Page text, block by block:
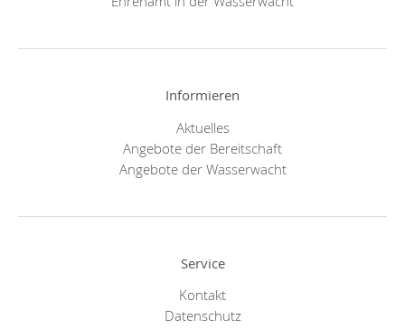
Informieren
Aktuelles
Angebote der Bereitschaft
Angebote der Wasserwacht
Service
Kontakt
Datenschutz